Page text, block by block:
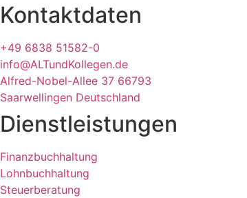
Kontaktdaten
+49 6838 51582-0
info@ALTundKollegen.de
Alfred-Nobel-Allee 37 66793
Saarwellingen Deutschland
Dienstleistungen
Finanzbuchhaltung
Lohnbuchhaltung
Steuerberatung